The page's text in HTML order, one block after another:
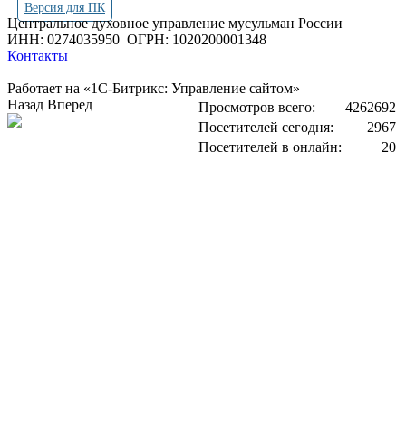
Версия для ПК
Центральное духовное управление мусульман России
ИНН: 0274035950 ОГРН: 1020200001348
Контакты
Работает на «1С-Битрикс: Управление сайтом»
Просмотров всего:
4262692
Посетителей сегодня:
2967
Посетителей в онлайн:
20
Назад Вперед